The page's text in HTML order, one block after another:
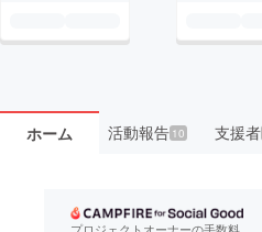
ホーム 活動報告10 支援者
プロジェクトオーナーの手数料